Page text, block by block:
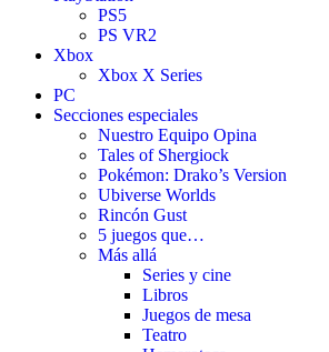
PS5
PS VR2
Xbox
Xbox X Series
PC
Secciones especiales
Nuestro Equipo Opina
Tales of Shergiock
Pokémon: Drako’s Version
Ubiverse Worlds
Rincón Gust
5 juegos que…
Más allá
Series y cine
Libros
Juegos de mesa
Teatro